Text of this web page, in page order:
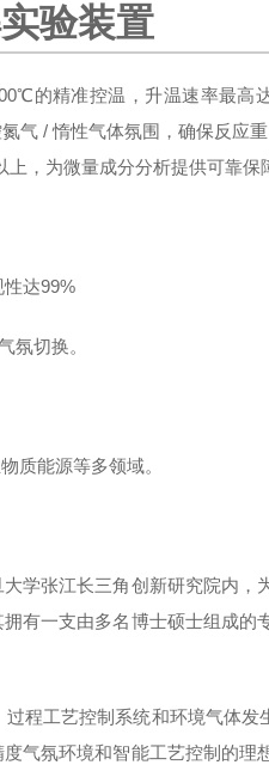
验装置
的精准控温，升温速率最高
气 / 惰性气体氛围，确保反应
，为微量成分分析提供可靠保
达99%
氛切换。
质能源等多领域。
学张江长三角创新研究院内，
有一支由多名博士硕士组成的
程工艺控制系统和环境气体发
气氛环境和智能工艺控制的理